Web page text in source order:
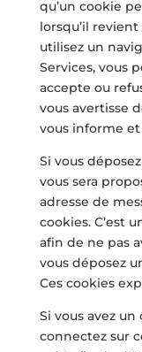
qu’un cookie
lorsqu’il
utilisez un
Services, vous
accepte ou
vous avertisse
vous informe
Si vous
vous sera
adresse de
cookies. C’est
afin de ne pas
vous déposez
Ces cookies
Si vous avez
connectez sur